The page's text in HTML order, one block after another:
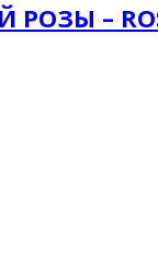
–